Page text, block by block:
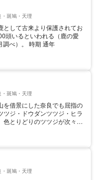
・斑鳩・天理
として古来より保護されてお
頭いるといわれる（鹿の愛
調べ）。 時期 通年
・斑鳩・天理
を借景にした奈良でも屈指の
ツジ・ドウダンツツジ・ヒラ
色とりどりのツツジが次々に
・斑鳩・天理